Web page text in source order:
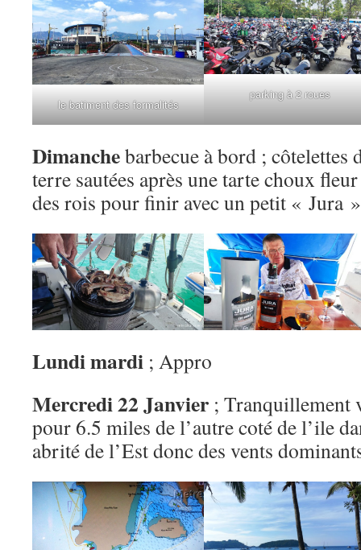
le batiment des formalités
parking à 2 roues
Dimanchebarbecue à bord ; côtelettes
terre sautées après une tarte choux
des rois pour finir avec un petit « Jura »
Lundi mardi ; Appro
Mercredi 22 Janvier ; Tranquillement
pour 6.5 miles de l’autre coté de l’ile
abrité de l’Est donc des vents